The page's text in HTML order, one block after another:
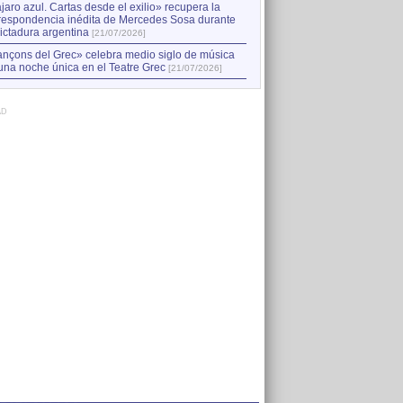
azul. Cartas desde el exilio» recupera la
inédita de Mercedes Sosa durante
argentina [21/07/2026]
del Grec» celebra medio siglo de música
noche única en el Teatre Grec [21/07/2026]